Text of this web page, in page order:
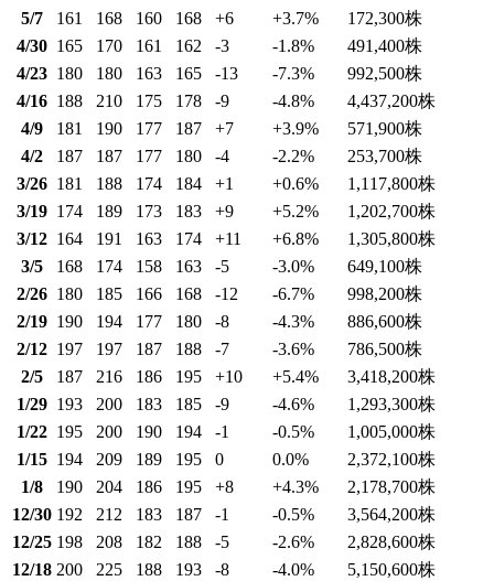
5/7
161 168 160 168 +6 +3.7% 172,300株
4/30 165 170 161 162 -3 -1.8% 491,400株
4/23 180 180 163 165 -13 -7.3% 992,500株
4/16 188 210 175 178 -9 -4.8% 4,437,200株
4/9
181 190 177 187 +7 +3.9% 571,900株
4/2
187 187 177 180 -4 -2.2% 253,700株
3/26 181 188 174 184 +1 +0.6% 1,117,800株
3/19 174 189 173 183 +9 +5.2% 1,202,700株
3/12 164 191 163 174 +11 +6.8% 1,305,800株
3/5
168 174 158 163 -5 -3.0% 649,100株
2/26 180 185 166 168 -12 -6.7% 998,200株
2/19 190 194 177 180 -8 -4.3% 886,600株
2/12 197 197 187 188 -7 -3.6% 786,500株
2/5
187 216 186 195 +10 +5.4% 3,418,200株
1/29 193 200 183 185 -9 -4.6% 1,293,300株
1/22 195 200 190 194 -1 -0.5% 1,005,000株
1/15 194 209 189 195 0 0.0% 2,372,100株
1/8
190 204 186 195 +8 +4.3% 2,178,700株
12/30 192 212 183 187 -1 -0.5% 3,564,200株
12/25 198 208 182 188 -5 -2.6% 2,828,600株
12/18 200 225 188 193 -8 -4.0% 5,150,600株